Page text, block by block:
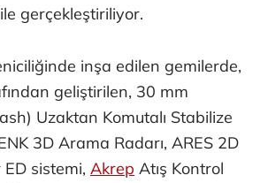
ile gerçekleştiriliyor.
inşa edilen gemilerde,
geliştirilen, 30 mm
Uzaktan Komutalı Stabilize
3D Arama Radarı, ARES 2D
sistemi, Akrep Atış Kontrol